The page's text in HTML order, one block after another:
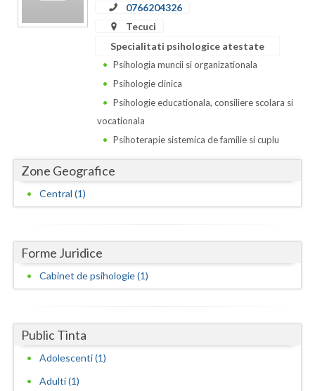
Giurgiu
Gorj
Hunedoara
Iasi
Ilfov
Maramures
0766204326
Tecuci
Specialitati psihologice atestate
Psihologia muncii si organizationala
Psihologie clinica
Psihologie educationala, consiliere scolara si
vocationala
Psihoterapie sistemica de familie si cuplu
Zone Geografice
Central (1)
Forme Juridice
Cabinet de psihologie (1)
Public Tinta
Adolescenti (1)
Adulti (1)